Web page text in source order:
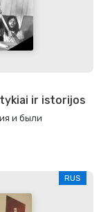
ir istorijos
и были
RUS